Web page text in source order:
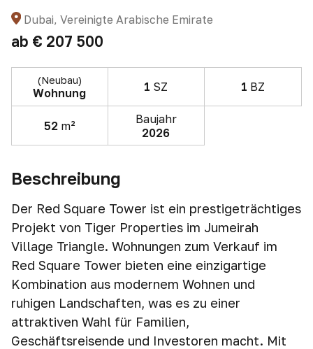
Dubai, Vereinigte Arabische Emirate
ab € 207 500
(Neubau)
Wohnung 1 SZ 1 BZ
52 m²
Baujahr
2026
Beschreibung
Der Red Square Tower ist ein prestigeträchtiges
Projekt von Tiger Properties im Jumeirah
Village Triangle. Wohnungen zum Verkauf im
Red Square Tower bieten eine einzigartige
Kombination aus modernem Wohnen und
ruhigen Landschaften, was es zu einer
attraktiven Wahl für Familien,
Geschäftsreisende und Investoren macht. Mit